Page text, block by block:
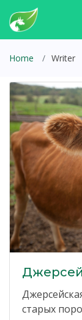
Home Writer
старых